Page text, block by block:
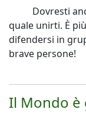
Dovresti
quale unirti. È
difendersi in
brave persone!
Il Mondo è